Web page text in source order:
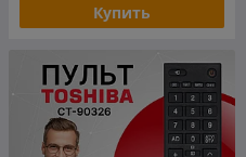
Купить